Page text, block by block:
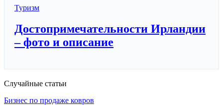
Туризм
Достопримечательности Ирландии
– фото и описание
Случайные статьи
Бизнес по продаже ковров